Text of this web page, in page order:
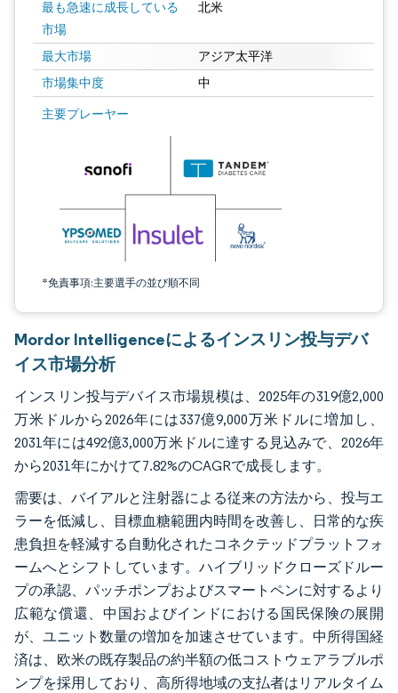
最も急速に成長している
市場
北米
最大市場 アジア太平洋
市場集中度 中
主要プレーヤー
*免責事項:主要選手の並び順不同
画像 © Mordor Intelligence。再利用にはCC BY 4.0の表示が必要です。
Mordor Intelligenceによるインスリン投与デバ
イス市場分析
インスリン投与デバイス市場規模は、2025年の319億2,000
万米ドルから2026年には337億9,000万米ドルに増加し、
2031年には492億3,000万米ドルに達する見込みで、2026年
から2031年にかけて7.82%のCAGRで成長します。
需要は、バイアルと注射器による従来の方法から、投与エ
ラーを低減し、目標血糖範囲内時間を改善し、日常的な疾
患負担を軽減する自動化されたコネクテッドプラットフォ
ームへとシフトしています。ハイブリッドクローズドルー
プの承認、パッチポンプおよびスマートペンに対するより
広範な償還、中国およびインドにおける国民保険の展開
が、ユニット数量の増加を加速させています。中所得国経
済は、欧米の既存製品の約半額の低コストウェアラブルポ
ンプを採用しており、高所得地域の支払者はリアルタイム